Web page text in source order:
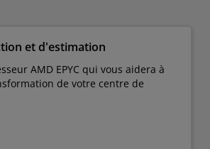
et d'estimation
AMD EPYC qui vous aidera à
de votre centre de